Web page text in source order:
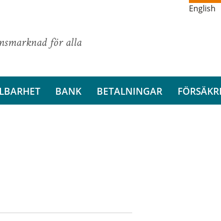
för alla
English
BANK BETALNINGAR